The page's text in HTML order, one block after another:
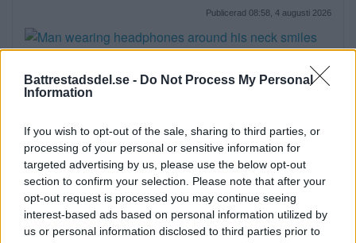
Battrestadsdel.se - Do Not Process My Personal
Information
If you wish to opt-out of the sale, sharing to third parties, or
processing of your personal or sensitive information for
targeted advertising by us, please use the below opt-out
section to confirm your selection. Please note that after your
opt-out request is processed you may continue seeing
interest-based ads based on personal information utilized by
us or personal information disclosed to third parties prior to
Publicerad 08:58, 4 augusti 2026
När onlinecasino blir en del av
den digitala vardagen i södra
Stockholm
EXTERN PARTNER. Södra Stockholm är en
del av […]
Publicerad 05:03, 4 augusti 2026